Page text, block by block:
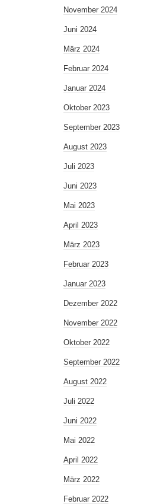
November 2024
Juni 2024
März 2024
Februar 2024
Januar 2024
Oktober 2023
September 2023
August 2023
Juli 2023
Juni 2023
Mai 2023
April 2023
März 2023
Februar 2023
Januar 2023
Dezember 2022
November 2022
Oktober 2022
September 2022
August 2022
Juli 2022
Juni 2022
Mai 2022
April 2022
März 2022
Februar 2022